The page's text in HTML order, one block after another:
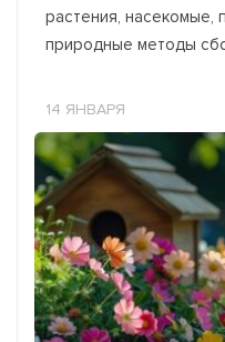
растения, насекомые,
природные методы
14 ЯНВАРЯ